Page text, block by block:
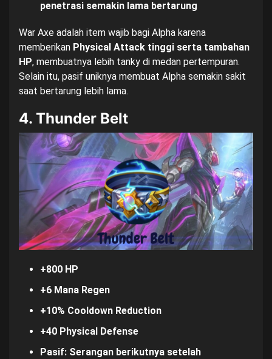
penetrasi semakin lama bertarung
War Axe adalah item wajib bagi Alpha karena
memberikan Physical Attack tinggi serta tambahan
HP, membuatnya lebih tanky di medan pertempuran.
Selain itu, pasif uniknya membuat Alpha semakin sakit
saat bertarung lebih lama.
4. Thunder Belt
+800 HP
+6 Mana Regen
+10% Cooldown Reduction
+40 Physical Defense
Pasif: Serangan berikutnya setelah